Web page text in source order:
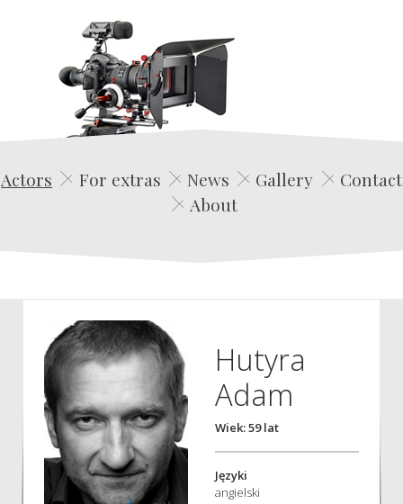
Edwin Film Agencja Aktorska
Actors For extras News Gallery
Contact
About
Hutyra
Adam
Wiek: 59 lat
Języki
angielski